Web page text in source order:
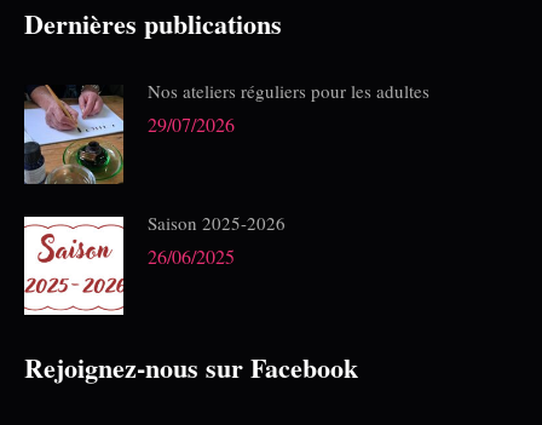
Dernières publications
Nos ateliers réguliers pour les adultes
29/07/2026
Saison 2025-2026
26/06/2025
Rejoignez-nous sur Facebook